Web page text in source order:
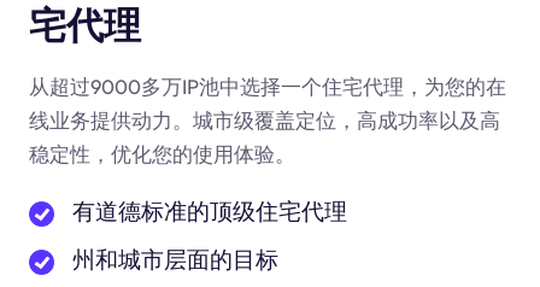
宅代理
从超过9000多万IP池中选择一个住宅代理，为您的在
线业务提供动力。城市级覆盖定位，高成功率以及高
稳定性，优化您的使用体验。
有道德标准的顶级住宅代理
州和城市层面的目标